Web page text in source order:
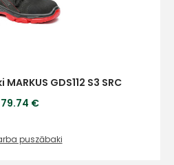
GDS112 S3 SRC
79.74 €
puszābaki